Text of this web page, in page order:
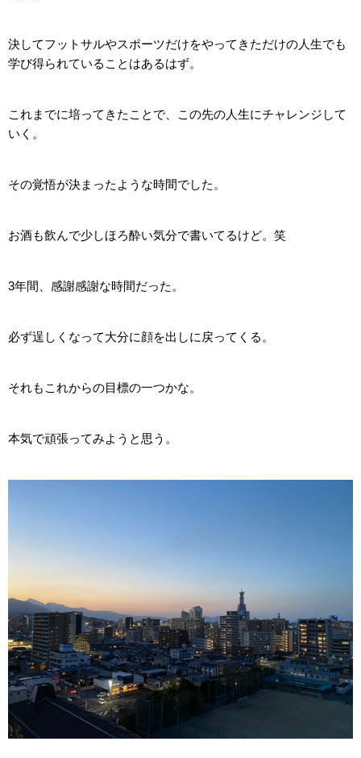
決してフットサルやスポーツだけをやってきただけの人生でも
学び得られていることはあるはず。
これまでに培ってきたことで、この先の人生にチャレンジして
いく。
その覚悟が決まったような時間でした。
お酒も飲んで少しほろ酔い気分で書いてるけど。笑
3年間、感謝感謝な時間だった。
必ず逞しくなって大分に顔を出しに戻ってくる。
それもこれからの目標の一つかな。
本気で頑張ってみようと思う。